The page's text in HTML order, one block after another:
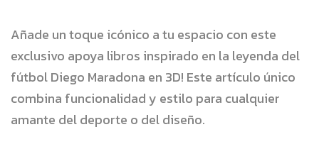
Añade un toque icónico a tu espacio con este
exclusivo apoya libros inspirado en la leyenda del
fútbol Diego Maradona en 3D! Este artículo único
combina funcionalidad y estilo para cualquier
amante del deporte o del diseño.